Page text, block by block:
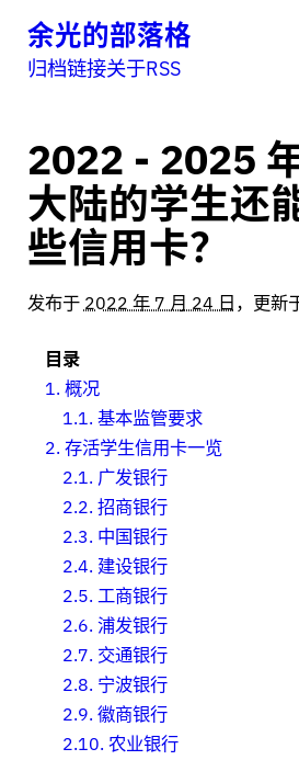
余光的部落格
归档链接关于RSS
2022 - 2025
大陆的学生还
些信用卡？
发布于 2022 年 7 月 24 日，更新
目录
1. 概况
1.1.基本监管要求
2. 存活学生信用卡一览
2.1. 广发银行
2.2.招商银行
2.3. 中国银行
2.4. 建设银行
2.5. 工商银行
2.6.浦发银行
2.7. 交通银行
2.8. 宁波银行
2.9.徽商银行
2.10.农业银行